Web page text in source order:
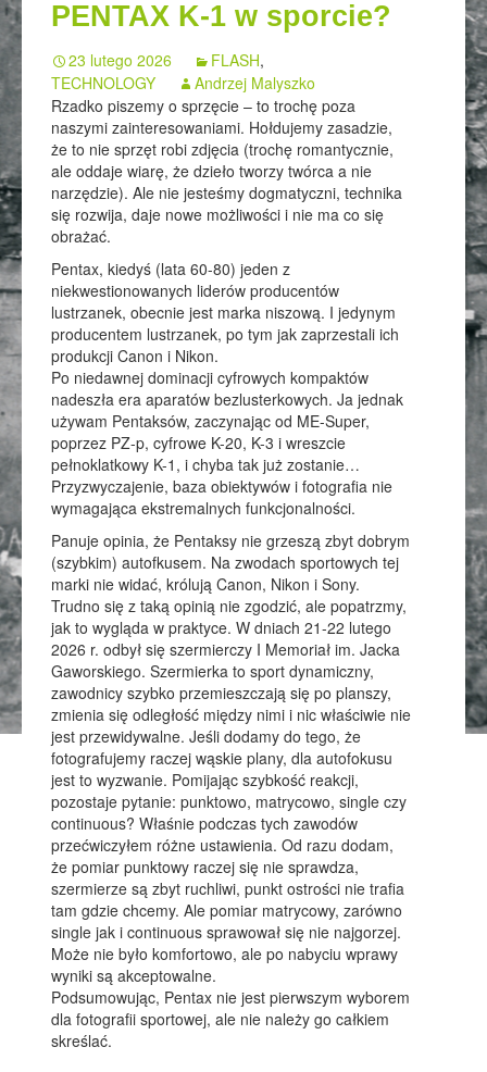
PENTAX K-1 w sporcie?
23 lutego 2026 FLASH,
TECHNOLOGY
Andrzej Malyszko
Rzadko piszemy o sprzęcie – to trochę poza
naszymi zainteresowaniami. Hołdujemy zasadzie,
że to nie sprzęt robi zdjęcia (trochę romantycznie,
ale oddaje wiarę, że dzieło tworzy twórca a nie
narzędzie). Ale nie jesteśmy dogmatyczni, technika
się rozwija, daje nowe możliwości i nie ma co się
obrażać.
Pentax, kiedyś (lata 60-80) jeden z
niekwestionowanych liderów producentów
lustrzanek, obecnie jest marka niszową. I jedynym
producentem lustrzanek, po tym jak zaprzestali ich
produkcji Canon i Nikon.
Po niedawnej dominacji cyfrowych kompaktów
nadeszła era aparatów bezlusterkowych. Ja jednak
używam Pentaksów, zaczynając od ME-Super,
poprzez PZ-p, cyfrowe K-20, K-3 i wreszcie
pełnoklatkowy K-1, i chyba tak już zostanie…
Przyzwyczajenie, baza obiektywów i fotografia nie
wymagająca ekstremalnych funkcjonalności.
Panuje opinia, że Pentaksy nie grzeszą zbyt dobrym
(szybkim) autofkusem. Na zwodach sportowych tej
marki nie widać, królują Canon, Nikon i Sony.
Trudno się z taką opinią nie zgodzić, ale popatrzmy,
jak to wygląda w praktyce. W dniach 21-22 lutego
2026 r. odbył się szermierczy I Memoriał im. Jacka
Gaworskiego. Szermierka to sport dynamiczny,
zawodnicy szybko przemieszczają się po planszy,
zmienia się odległość między nimi i nic właściwie nie
jest przewidywalne. Jeśli dodamy do tego, że
fotografujemy raczej wąskie plany, dla autofokusu
jest to wyzwanie. Pomijając szybkość reakcji,
pozostaje pytanie: punktowo, matrycowo, single czy
continuous? Właśnie podczas tych zawodów
przećwiczyłem różne ustawienia. Od razu dodam,
że pomiar punktowy raczej się nie sprawdza,
szermierze są zbyt ruchliwi, punkt ostrości nie trafia
tam gdzie chcemy. Ale pomiar matrycowy, zarówno
single jak i continuous sprawował się nie najgorzej.
Może nie było komfortowo, ale po nabyciu wprawy
wyniki są akceptowalne.
Podsumowując, Pentax nie jest pierwszym wyborem
dla fotografii sportowej, ale nie należy go całkiem
skreślać.